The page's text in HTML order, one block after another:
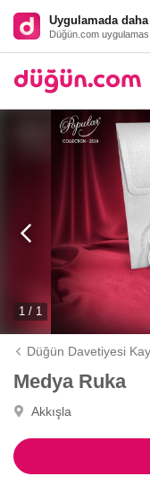
Uygulamada
Düğün.com
1 / 1
Düğün Davetiyesi
Medya Ruka
Akkışla